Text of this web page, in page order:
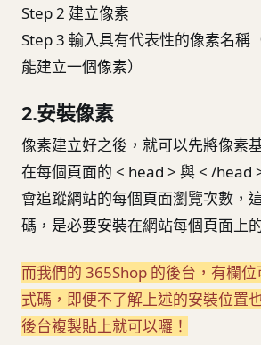
Step 2 建立像素
Step 3 輸入具有代表性的像素名稱
能建立一個像素）
2.安裝像素
像素建立好之後，就可以先將像素
在每個頁面的 < head > 與 < /head
會追蹤網站的每個頁面瀏覽次數，
碼，是必要安裝在網站每個頁面上
而我們的 365Shop 的後台，有欄
式碼，即便不了解上述的安裝位置
後台複製貼上就可以囉！